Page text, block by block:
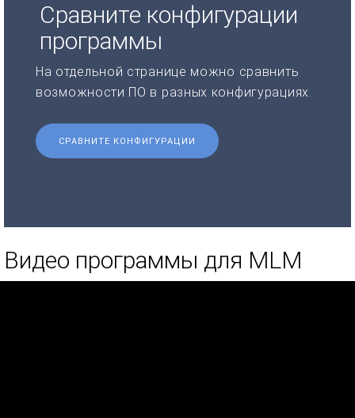
Сравните конфигурации
программы
На отдельной странице можно сравнить
возможности ПО в разных конфигурациях.
СРАВНИТЕ КОНФИГУРАЦИИ
Видео программы для MLM